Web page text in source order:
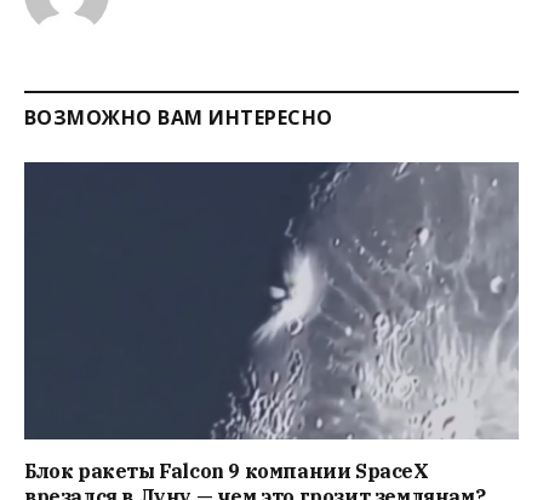
ВОЗМОЖНО ВАМ ИНТЕРЕСНО
Блок ракеты Falcon 9 компании SpaceX